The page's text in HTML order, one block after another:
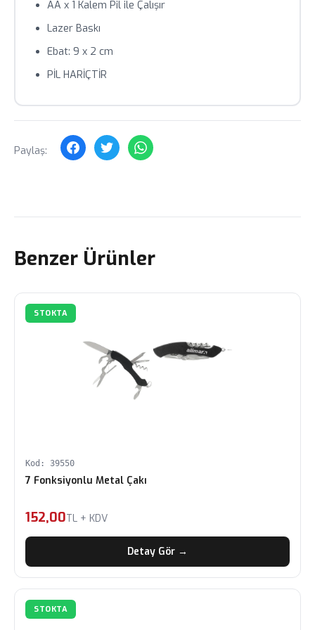
geçin.
AA x 1 Kalem Pil ile Çalışır
Lazer Baskı
Ebat: 9 x 2 cm
PİL HARİÇTİR
Paylaş:
Benzer Ürünler
STOKTA
Kod: 39550
7 Fonksiyonlu Metal Çakı
152,00TL + KDV
Detay Gör →
STOKTA